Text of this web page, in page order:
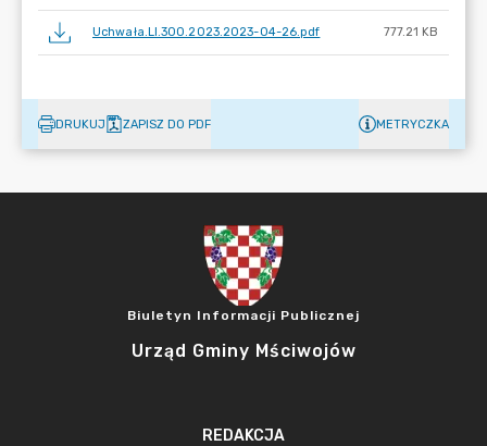
Uchwała.LI.300.2023.2023-04-26.pdf 777.21 KB
DRUKUJ ZAPISZ DO PDF METRYCZKA
Biuletyn Informacji Publicznej
Urząd Gminy Mściwojów
REDAKCJA